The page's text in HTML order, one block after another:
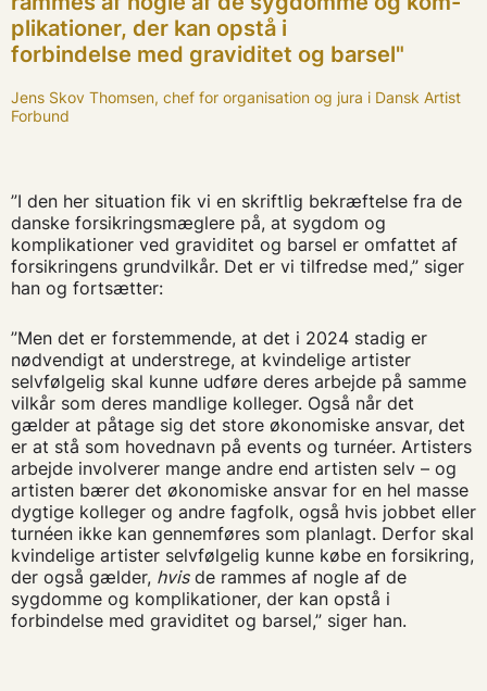
plikationer, der kan opstå i
forbindelse med graviditet og barsel"
Jens Skov Thomsen, chef for organisation og jura i Dansk Artist
Forbund
”I den her situation fik vi en skriftlig bekræftelse fra de
danske forsikringsmæglere på, at sygdom og
komplikationer ved graviditet og barsel er omfattet af
forsikringens grundvilkår. Det er vi tilfredse med,” siger
han og fortsætter:
”Men det er forstemmende, at det i 2024 stadig er
nødvendigt at understrege, at kvindelige artister
selvfølgelig skal kunne udføre deres arbejde på samme
vilkår som deres mandlige kolleger. Også når det
gælder at påtage sig det store økonomiske ansvar, det
er at stå som hovednavn på events og turnéer. Artisters
arbejde involverer mange andre end artisten selv – og
artisten bærer det økonomiske ansvar for en hel masse
dygtige kolleger og andre fagfolk, også hvis jobbet eller
turnéen ikke kan gennemføres som planlagt. Derfor skal
kvindelige artister selvfølgelig kunne købe en forsikring,
der også gælder, hvisde rammes af nogle af de
sygdomme og komplikationer, der kan opstå i
forbindelse med graviditet og barsel,” siger han.